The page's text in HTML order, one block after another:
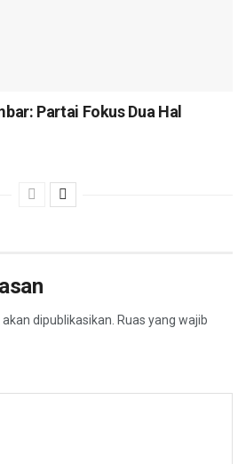
Partai Fokus Dua Hal
dipublikasikan. Ruas yang wajib